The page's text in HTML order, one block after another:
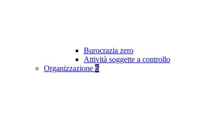
Burocrazia zero
Attività soggette a controllo
Organizzazione 6